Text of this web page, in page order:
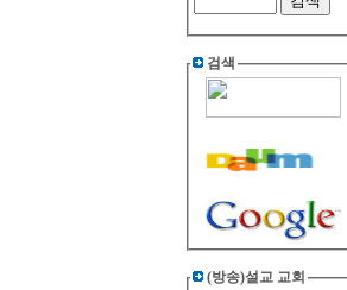
검색
(방송)설교 교회